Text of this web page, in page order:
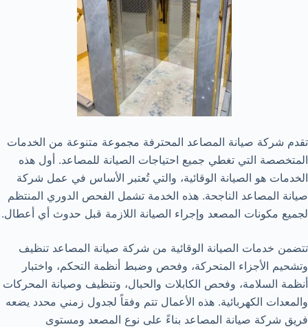
تقدم شركة صيانة المصاعد المحترفة مجموعة متنوعة من الخدمات
المتخصصة التي تغطي جميع احتياجات الصيانة للمصاعد. أول هذه
الخدمات هو الصيانة الوقائية، والتي تُعتبر الأساس في عمل شركة
صيانة المصاعد الناجحة. هذه الخدمة تشمل الفحص الدوري المنتظم
لجميع مكونات المصعد وإجراء الصيانة اللازمة قبل حدوث أي أعطال.
تتضمن خدمات الصيانة الوقائية من شركة صيانة المصاعد تنظيف
وتشحيم الأجزاء المتحركة، وفحص وضبط أنظمة التحكم، واختبار
أنظمة السلامة، وفحص الكابلات والحبال، وتنظيف وصيانة المحركات
والمعدات الكهربائية. هذه الأعمال تتم وفقاً لجدول زمني محدد يضعه
فريق شركة صيانة المصاعد بناءً على نوع المصعد ومستوى